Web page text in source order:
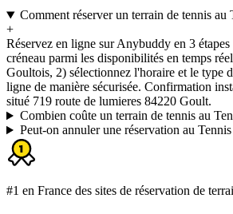
Comment réserver un terrain de tennis
+
Réservez en ligne sur Anybuddy en 3
créneau parmi les disponibilités en temps
Goultois, 2) sélectionnez l'horaire et le type
ligne de manière sécurisée. Confirmation
situé 719 route de lumieres 84220 Goult.
Combien coûte un terrain de tennis au
Peut-on annuler une réservation au
#1 en France des sites de réservation de